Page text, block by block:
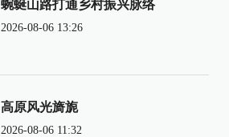
蜿蜒山路打通乡村振兴脉络
2026-08-06 13:26
高原风光旖旎
2026-08-06 11:32